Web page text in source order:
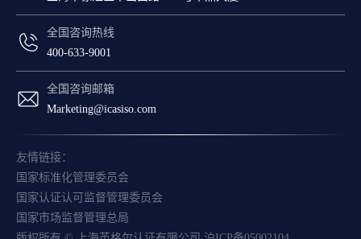
全国咨询热线
400-633-9001
全国咨询邮箱
Marketing@icasiso.com
友情链接：
国家标准化管理委员会
国家认证认可监督管理委员会
国家市场监督管理总局